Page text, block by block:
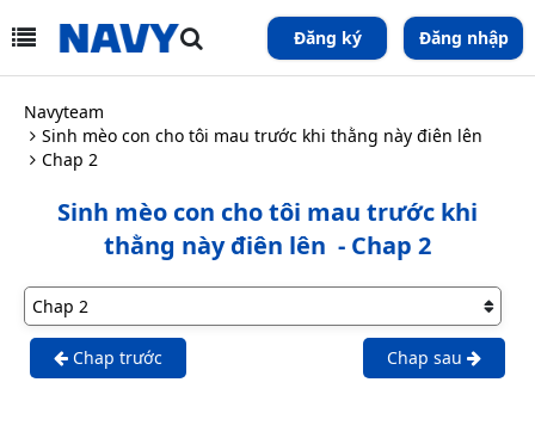
Đăng ký Đăng nhập
Navyteam
Sinh mèo con cho tôi mau trước khi thằng này điên lên
Chap 2
Sinh mèo con cho tôi mau trước khi
thằng này điên lên - Chap 2
Chap trước Chap sau